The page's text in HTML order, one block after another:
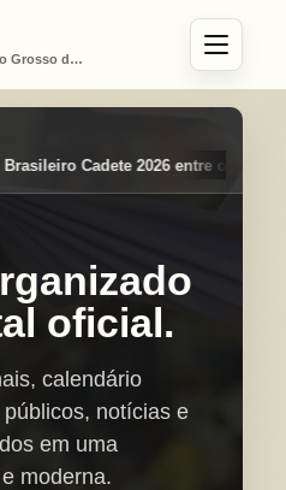
Federação de Judô de Mato Grosso do Sul
nacionais Mato Grosso
oficial.
calendário
notícias e
em uma
moderna.